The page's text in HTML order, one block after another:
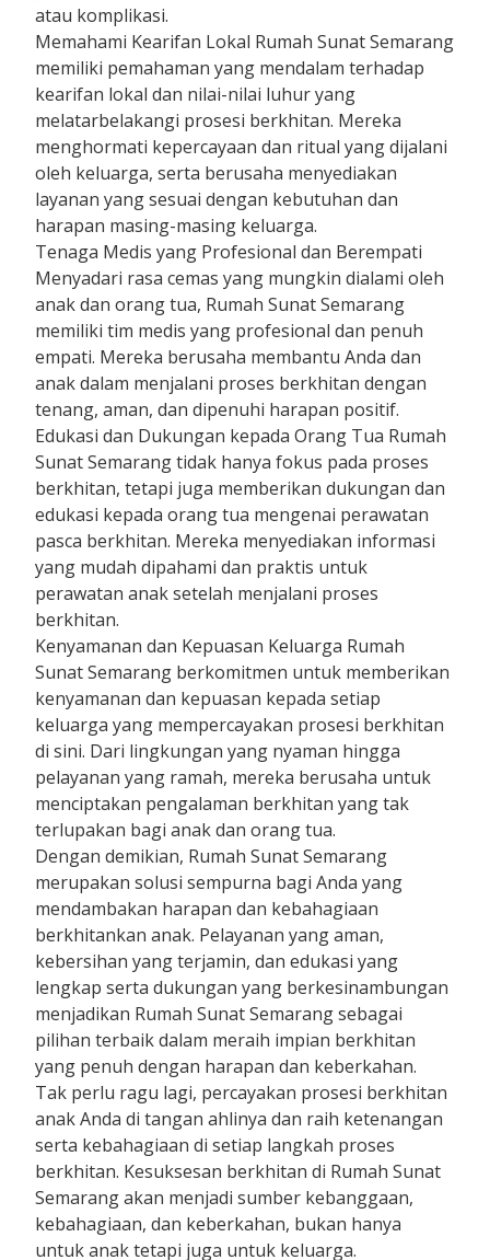
atau komplikasi.
Memahami Kearifan Lokal Rumah Sunat Semarang
memiliki pemahaman yang mendalam terhadap
kearifan lokal dan nilai-nilai luhur yang
melatarbelakangi prosesi berkhitan. Mereka
menghormati kepercayaan dan ritual yang dijalani
oleh keluarga, serta berusaha menyediakan
layanan yang sesuai dengan kebutuhan dan
harapan masing-masing keluarga.
Tenaga Medis yang Profesional dan Berempati
Menyadari rasa cemas yang mungkin dialami oleh
anak dan orang tua, Rumah Sunat Semarang
memiliki tim medis yang profesional dan penuh
empati. Mereka berusaha membantu Anda dan
anak dalam menjalani proses berkhitan dengan
tenang, aman, dan dipenuhi harapan positif.
Edukasi dan Dukungan kepada Orang Tua Rumah
Sunat Semarang tidak hanya fokus pada proses
berkhitan, tetapi juga memberikan dukungan dan
edukasi kepada orang tua mengenai perawatan
pasca berkhitan. Mereka menyediakan informasi
yang mudah dipahami dan praktis untuk
perawatan anak setelah menjalani proses
berkhitan.
Kenyamanan dan Kepuasan Keluarga Rumah
Sunat Semarang berkomitmen untuk memberikan
kenyamanan dan kepuasan kepada setiap
keluarga yang mempercayakan prosesi berkhitan
di sini. Dari lingkungan yang nyaman hingga
pelayanan yang ramah, mereka berusaha untuk
menciptakan pengalaman berkhitan yang tak
terlupakan bagi anak dan orang tua.
Dengan demikian, Rumah Sunat Semarang
merupakan solusi sempurna bagi Anda yang
mendambakan harapan dan kebahagiaan
berkhitankan anak. Pelayanan yang aman,
kebersihan yang terjamin, dan edukasi yang
lengkap serta dukungan yang berkesinambungan
menjadikan Rumah Sunat Semarang sebagai
pilihan terbaik dalam meraih impian berkhitan
yang penuh dengan harapan dan keberkahan.
Tak perlu ragu lagi, percayakan prosesi berkhitan
anak Anda di tangan ahlinya dan raih ketenangan
serta kebahagiaan di setiap langkah proses
berkhitan. Kesuksesan berkhitan di Rumah Sunat
Semarang akan menjadi sumber kebanggaan,
kebahagiaan, dan keberkahan, bukan hanya
untuk anak tetapi juga untuk keluarga.